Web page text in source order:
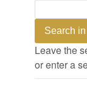
Leave the
or enter a